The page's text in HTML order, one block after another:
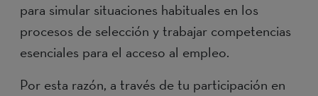
para simular situaciones habituales en los
procesos de selección y trabajar competencias
esenciales para el acceso al empleo.
Por esta razón, a través de tu participación en